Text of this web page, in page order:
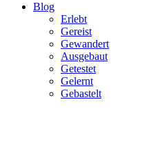
Blog
Erlebt
Gereist
Gewandert
Ausgebaut
Getestet
Gelernt
Gebastelt